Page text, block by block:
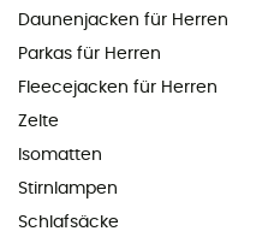
Daunenjacken für Herren
Parkas für Herren
Fleecejacken für Herren
Zelte
Isomatten
Stirnlampen
Schlafsäcke